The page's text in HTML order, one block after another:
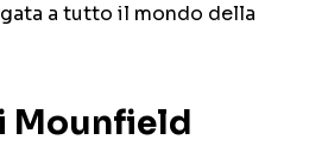
a tutto il mondo della
Mounfield